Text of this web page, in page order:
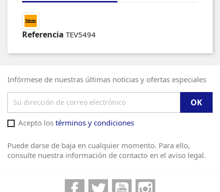
Referencia TEV5494
Infórmese de nuestras últimas noticias y ofertas especiales
Acepto los términos y condiciones
Puede darse de baja en cualquier momento. Para ello,
consulte nuestra información de contacto en el aviso legal.
FacebookTwitter YouTube